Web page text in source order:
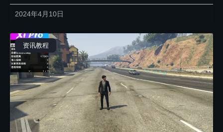
2024年4月10日
资讯教程